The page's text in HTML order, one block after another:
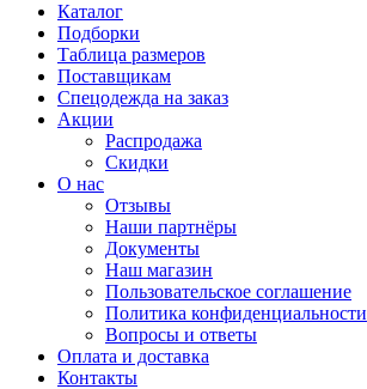
Каталог
Подборки
Таблица размеров
Поставщикам
Спецодежда на заказ
Акции
Распродажа
Скидки
О нас
Отзывы
Наши партнёры
Документы
Наш магазин
Пользовательское соглашение
Политика конфиденциальности
Вопросы и ответы
Оплата и доставка
Контакты